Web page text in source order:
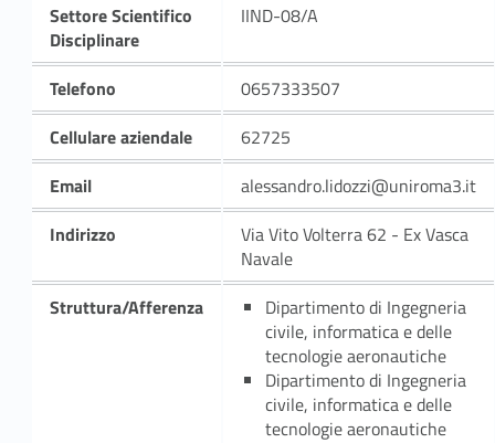
Settore Scientifico
Disciplinare
IIND-08/A
Telefono
0657333507
Cellulare aziendale
62725
Email
alessandro.lidozzi@uniroma3.it
Indirizzo
Via Vito Volterra 62 - Ex Vasca
Navale
Struttura/Afferenza
Dipartimento di Ingegneria
civile, informatica e delle
tecnologie aeronautiche
Dipartimento di Ingegneria
civile, informatica e delle
tecnologie aeronautiche